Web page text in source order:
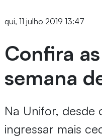
qui, 11 julho 2019 13:47
Confira
semana
Na Unifor, desde
ingressar mais